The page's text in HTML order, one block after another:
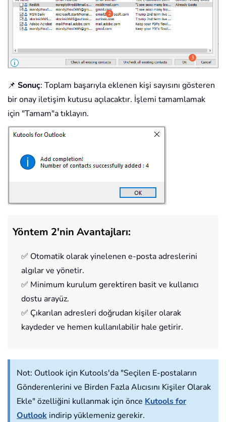
📌 Sonuç: Toplam başarıyla eklenen kişi sayısını gösteren
bir onay iletişim kutusu açılacaktır. İşlemi tamamlamak
için "Tamam"a tıklayın.
Yöntem 2'nin Avantajları:
✅ Otomatik olarak yinelenen e-posta adreslerini
algılar ve yönetir.
✅ Minimum kurulum gerektiren basit ve kullanıcı
dostu arayüz.
✅ Çıkarılan adresleri doğrudan kişiler olarak
kaydeder ve hemen kullanılabilir hale getirir.
Not: Outlook için Kutools'da "Seçilen E-postaların
Gönderenlerini ve Birden Fazla Alıcısını Kişiler Olarak
Ekle" özelliğini kullanmak için önce Kutools for
Outlook indirip yüklemeniz gerekir.